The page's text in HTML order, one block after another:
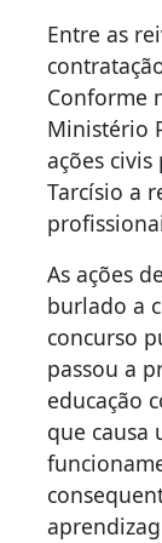
Entre as
Conforme
Ministério
ações
Tarcísio a
As ações
burlado a
concurso
passou a
educação
que causa